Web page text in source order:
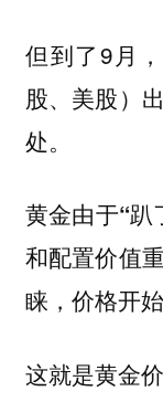
但到了9月
股、美股）
处。
黄金由于“趴
和配置价值
睐，价格开始
这就是黄金